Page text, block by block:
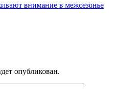
внимание в межсезонье
опубликован.